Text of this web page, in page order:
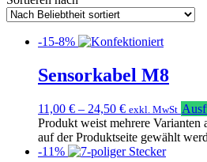
-15-8%
Sensorkabel M8
11,00 € – 24,50 € exkl. MwSt
Produkt weist mehrere
auf der Produktseite gewählt
-11%